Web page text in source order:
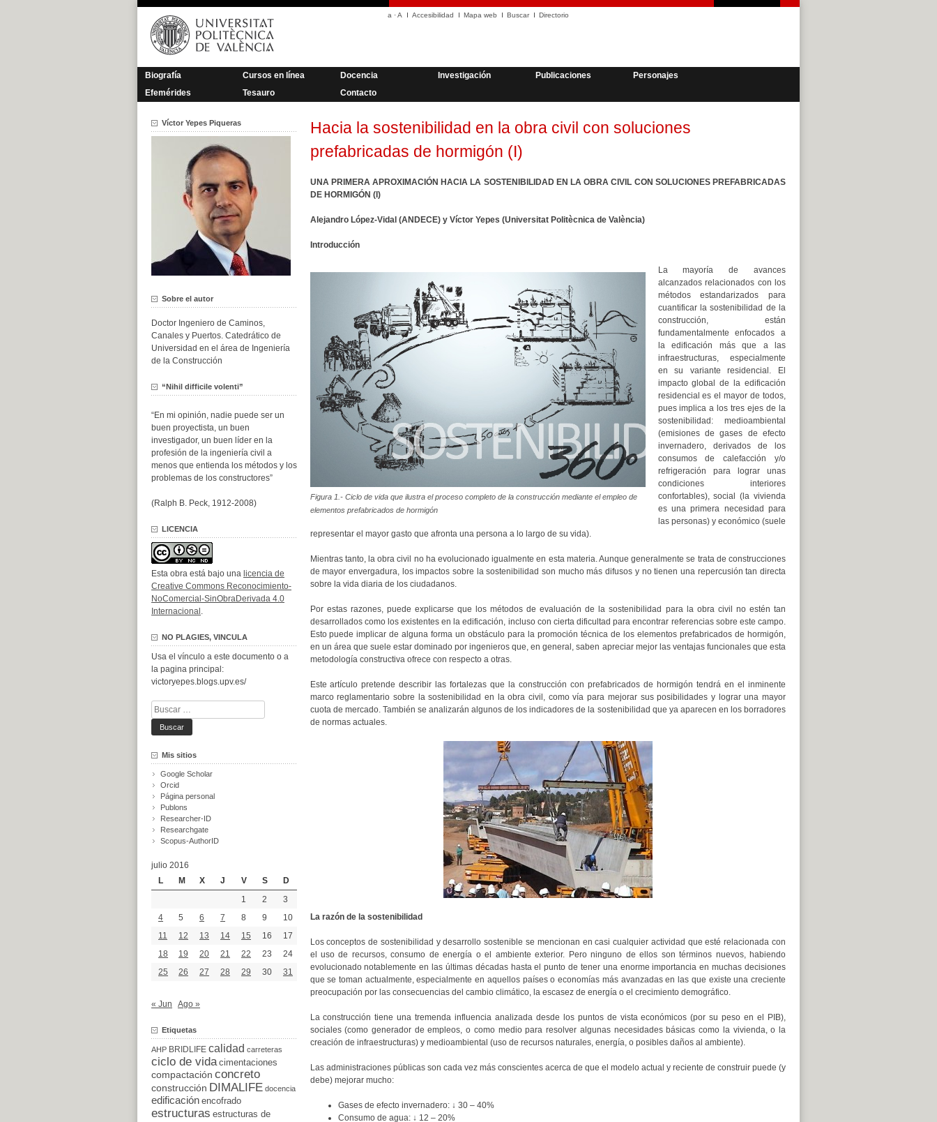
Saltar
contenido
a ·A Accesibilidad Mapa web Buscar Directorio
Biografía Cursos en línea Docencia Investigación Publicaciones
Personajes
Efemérides
Tesauro Contacto
Hacia la sostenibilidad en la obra civil con soluciones
prefabricadas de hormigón (I)
UNA PRIMERA APROXIMACIÓN HACIA LA SOSTENIBILIDAD EN LA OBRA CIVIL CON SOLUCIONES PREFABRICADAS
DE HORMIGÓN (I)
Alejandro López-Vidal (ANDECE) y Víctor Yepes (Universitat Politècnica de València)
Introducción
Figura 1.- Ciclo de vida que ilustra el proceso completo de la construcción mediante el empleo de
elementos prefabricados de hormigón
La mayoría de avances
alcanzados relacionados con los
métodos estandarizados para
cuantificar la sostenibilidad de la
construcción, están
fundamentalmente enfocados a
la edificación más que a las
infraestructuras, especialmente
en su variante residencial. El
impacto global de la edificación
residencial es el mayor de todos,
pues implica a los tres ejes de la
sostenibilidad: medioambiental
(emisiones de gases de efecto
invernadero, derivados de los
consumos de calefacción y/o
refrigeración para lograr unas
condiciones interiores
confortables), social (la vivienda
es una primera necesidad para
las personas) y económico (suele
representar el mayor gasto que afronta una persona a lo largo de su vida).
Mientras tanto, la obra civil no ha evolucionado igualmente en esta materia. Aunque generalmente se trata de construcciones
de mayor envergadura, los impactos sobre la sostenibilidad son mucho más difusos y no tienen una repercusión tan directa
sobre la vida diaria de los ciudadanos.
Por estas razones, puede explicarse que los métodos de evaluación de la sostenibilidad para la obra civil no estén tan
desarrollados como los existentes en la edificación, incluso con cierta dificultad para encontrar referencias sobre este campo.
Esto puede implicar de alguna forma un obstáculo para la promoción técnica de los elementos prefabricados de hormigón,
en un área que suele estar dominado por ingenieros que, en general, saben apreciar mejor las ventajas funcionales que esta
metodología constructiva ofrece con respecto a otras.
Este artículo pretende describir las fortalezas que la construcción con prefabricados de hormigón tendrá en el inminente
marco reglamentario sobre la sostenibilidad en la obra civil, como vía para mejorar sus posibilidades y lograr una mayor
cuota de mercado. También se analizarán algunos de los indicadores de la sostenibilidad que ya aparecen en los borradores
de normas actuales.
La razón de la sostenibilidad
Los conceptos de sostenibilidad y desarrollo sostenible se mencionan en casi cualquier actividad que esté relacionada con
el uso de recursos, consumo de energía o el ambiente exterior. Pero ninguno de ellos son términos nuevos, habiendo
evolucionado notablemente en las últimas décadas hasta el punto de tener una enorme importancia en muchas decisiones
que se toman actualmente, especialmente en aquellos países o economías más avanzadas en las que existe una creciente
preocupación por las consecuencias del cambio climático, la escasez de energía o el crecimiento demográfico.
La construcción tiene una tremenda influencia analizada desde los puntos de vista económicos (por su peso en el PIB),
sociales (como generador de empleos, o como medio para resolver algunas necesidades básicas como la vivienda, o la
creación de infraestructuras) y medioambiental (uso de recursos naturales, energía, o posibles daños al ambiente).
Las administraciones públicas son cada vez más conscientes acerca de que el modelo actual y reciente de construir puede (y
debe) mejorar mucho:
Gases de efecto invernadero: ↓ 30 – 40%
Consumo de agua: ↓ 12 – 20%
Víctor Yepes Piqueras
Sobre el autor
Doctor Ingeniero de Caminos,
Canales y Puertos. Catedrático de
Universidad en el área de Ingeniería
de la Construcción
“Nihil difficile volenti”
“En mi opinión, nadie puede ser un
buen proyectista, un buen
investigador, un buen líder en la
profesión de la ingeniería civil a
menos que entienda los métodos y los
problemas de los constructores”
(Ralph B. Peck, 1912-2008)
LICENCIA
Esta obra está bajo una licencia de
Creative Commons Reconocimiento-
NoComercial-SinObraDerivada 4.0
Internacional .
NO PLAGIES, VINCULA
Usa el vínculo a este documento o a
la pagina principal:
victoryepes.blogs.upv.es/
Buscar:
Mis sitios
Google Scholar
Orcid
Página personal
Publons
Researcher-ID
Researchgate
Scopus-AuthorID
julio 2016
L
M X J V S
D
1
2
3
4
5 6 7 8 9
10
11
12 13 14 15 16
17
18
19 20 21 22 23
24
25
26 27 28 29 30 31
« Jun Ago »
Etiquetas
AHP BRIDLIFE calidad carreteras
ciclo de vida cimentaciones
compactación concreto
construcción DIMALIFE docencia
edificación encofrado
estructuras estructuras de